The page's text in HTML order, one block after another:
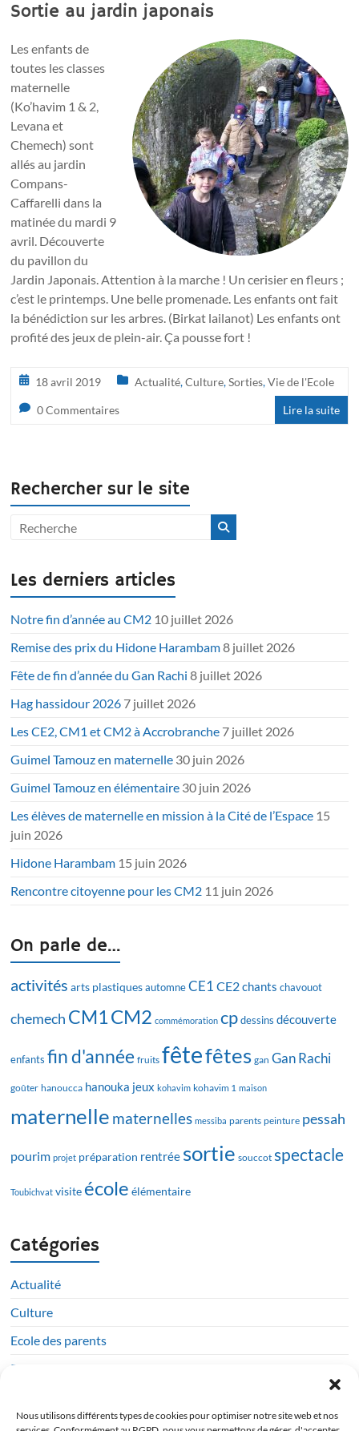
Nous utilisons différents types de cookies pour optimiser notre site web et nos
Sortie au jardin japonais
Les enfants de
toutes les classes
maternelle
(Ko’havim 1 & 2,
Levana et
Chemech) sont
allés au jardin
Compans-
Caffarelli dans la
matinée du mardi 9
avril. Découverte
du pavillon du
Jardin Japonais. Attention à la marche ! Un cerisier en fleurs ;
c’est le printemps. Une belle promenade. Les enfants ont fait
la bénédiction sur les arbres. (Birkat lailanot) Les enfants ont
profité des jeux de plein-air. Ça pousse fort !
18 avril 2019 Actualité,Culture,Sorties,Vie de l'Ecole
0 Commentaires Lire la suite
Rechercher sur le site
Les derniers articles
Notre fin d’année au CM2 10 juillet 2026
Remise des prix du Hidone Harambam8 juillet 2026
Fête de fin d’année du Gan Rachi 8 juillet 2026
Hag hassidour 2026 7 juillet 2026
Les CE2, CM1 et CM2 à Accrobranche 7 juillet 2026
Guimel Tamouz en maternelle 30 juin 2026
Guimel Tamouz en élémentaire 30 juin 2026
Les élèves de maternelle en mission à la Cité de l’Espace 15
juin 2026
Hidone Harambam 15 juin 2026
Rencontre citoyenne pour les CM2 11 juin 2026
On parle de…
activités arts plastiques automne CE1 CE2chants chavouot
chemech CM1CM2 commémoration cp dessins découverte
enfants fin d'année fruits fêtefêtes gan Gan Rachi
goûter hanoucca hanouka jeux kohavim kohavim 1 maison
maternelle maternelles messiba parents peinture pessah
pourim projet préparation rentrée sortie souccot spectacle
Toubichvat visite école élémentaire
Catégories
Actualité
Culture
Ecole des parents
Rencontres
Vie de l'Ecole